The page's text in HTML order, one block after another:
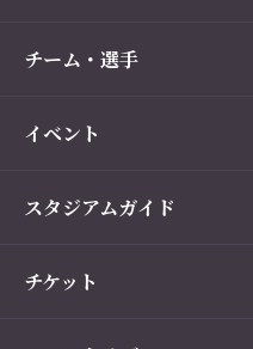
チーム・選手
イベント
スタジアムガイド
チケット